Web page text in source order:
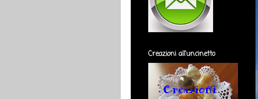
Creazioni all'uncinetto